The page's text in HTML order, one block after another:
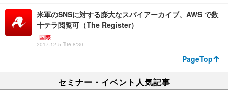
米軍のSNSに対する膨大なスパイアーカイブ、AWS で数
十テラ閲覧可（The Register）
国際
2017.12.5 Tue 8:30
PageTop
セミナー・イベント人気記事